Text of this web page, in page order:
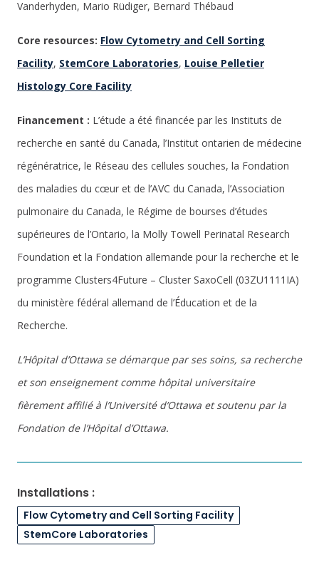
Vanderhyden, Mario Rüdiger, Bernard Thébaud
Core resources: Flow Cytometry and Cell Sorting
Facility, StemCore Laboratories, Louise Pelletier
Histology Core Facility
Financement : L’étude a été financée par les Instituts de
recherche en santé du Canada, l’Institut ontarien de médecine
régénératrice, le Réseau des cellules souches, la Fondation
des maladies du cœur et de l’AVC du Canada, l’Association
pulmonaire du Canada, le Régime de bourses d’études
supérieures de l’Ontario, la Molly Towell Perinatal Research
Foundation et la Fondation allemande pour la recherche et le
programme Clusters4Future – Cluster SaxoCell (03ZU1111IA)
du ministère fédéral allemand de l’Éducation et de la
Recherche.
L’Hôpital d’Ottawa se démarque par ses soins, sa recherche
et son enseignement comme hôpital universitaire
fièrement affilié à l’Université d’Ottawa et soutenu par la
Fondation de l’Hôpital d’Ottawa.
Installations :
Flow Cytometry and Cell Sorting Facility
StemCore Laboratories